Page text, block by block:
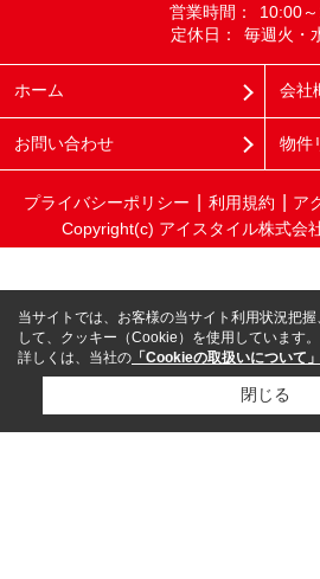
営業時間：
10:00
定休日：
毎週火・
ホーム 会社
お問い合わせ 物件
プライバシーポリシー 利用規約 ア
Copyright(c) アイスタイル株式会
当サイトでは、お客様の当サイト利用状況把
して、クッキー（Cookie）を使用しています。
詳しくは、当社の 「Cookieの取扱いについて」
閉じる